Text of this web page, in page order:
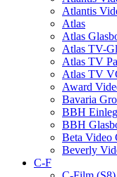
Atlantis
Atlas
Atlas
Atlas TV-
Atlas TV
Atlas TV
Award
Bavaria
BBH
BBH
Beta Video
Beverly
C-F